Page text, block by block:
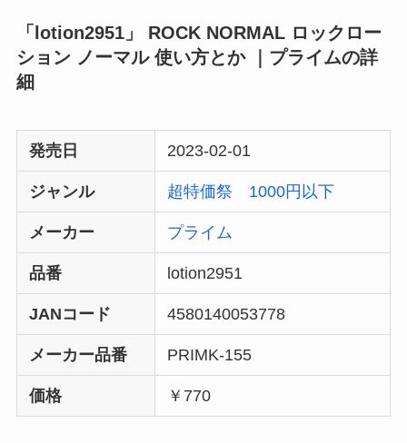
「lotion2951」 ROCK NORMAL ロックロー
ション ノーマル 使い方とか ｜プライムの詳
細
発売日 2023-02-01
ジャンル 超特価祭 1000円以下
メーカー プライム
品番 lotion2951
JANコード 4580140053778
メーカー品番 PRIMK-155
価格 ￥770